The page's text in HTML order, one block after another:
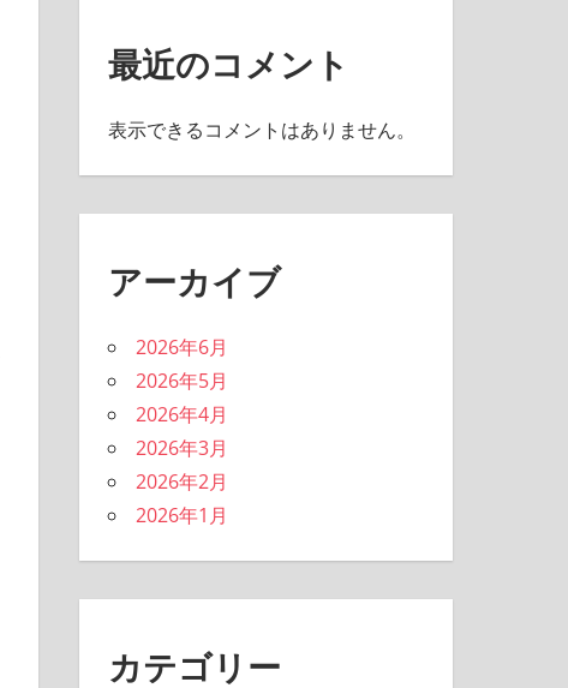
最近のコメント
表示できるコメントはありません。
アーカイブ
2026年6月
2026年5月
2026年4月
2026年3月
2026年2月
2026年1月
カテゴリー